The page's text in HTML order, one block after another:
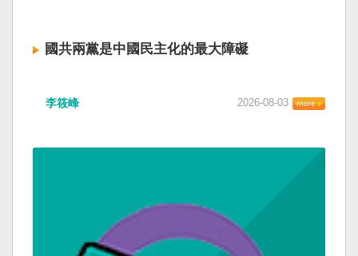
國共兩黨是中國民主化的最大障礙
李筱峰 2026-08-03